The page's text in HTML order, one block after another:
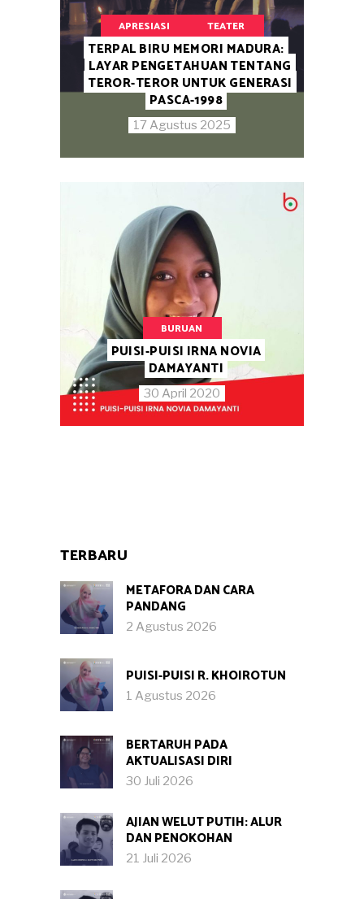
APRESIASI TEATER
TERPAL BIRU MEMORI MADURA:
LAYAR PENGETAHUAN TENTANG
TEROR-TEROR UNTUK GENERASI
PASCA-1998
17 Agustus 2025
BURUAN
PUISI-PUISI IRNA NOVIA
DAMAYANTI
30 April 2020
TERBARU
METAFORA DAN CARA
PANDANG
2 Agustus 2026
PUISI-PUISI R. KHOIROTUN
1 Agustus 2026
BERTARUH PADA
AKTUALISASI DIRI
30 Juli 2026
AJIAN WELUT PUTIH: ALUR
DAN PENOKOHAN
21 Juli 2026